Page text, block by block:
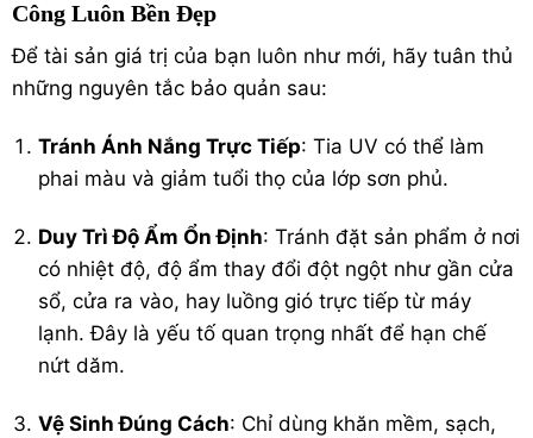
Công Luôn Bền Đẹp
Để tài sản giá trị của bạn luôn như mới, hãy tuân thủ
những nguyên tắc bảo quản sau:
Tránh Ánh Nắng Trực Tiếp: Tia UV có thể làm
phai màu và giảm tuổi thọ của lớp sơn phủ.
Duy Trì Độ Ẩm Ổn Định: Tránh đặt sản phẩm ở nơi
có nhiệt độ, độ ẩm thay đổi đột ngột như gần cửa
sổ, cửa ra vào, hay luồng gió trực tiếp từ máy
lạnh. Đây là yếu tố quan trọng nhất để hạn chế
nứt dăm.
Vệ Sinh Đúng Cách: Chỉ dùng khăn mềm, sạch,